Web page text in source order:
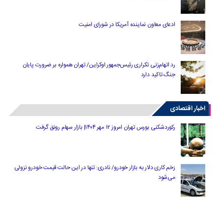
ادعای معاون نماینده آمریکا در شورای امنیت
رد اتهام‌زنی تکراری رئیس‌جمهور اوکراین/ تهران همواره بر ضرورت پایان
جنگ تاکید دارد
اخبار اقتصادی
رکوردشکنی بورس تهران امروز ۱۲ مهر ۱۴۰۴| بازار سهام رونق گرفت
زخم کاری دلار به بازار خودرو/ نادری: تنها در این حالت قیمت خودرو نزولی
می‌شود